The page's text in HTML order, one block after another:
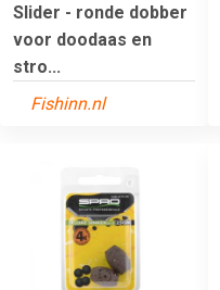
Slider - ronde dobber
voor doodaas en
stro...
Fishinn.nl